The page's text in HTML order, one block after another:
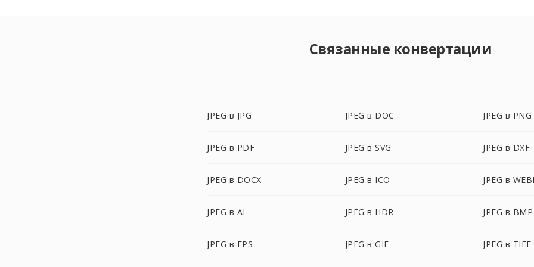
Связанные конвертации
JPEG в JPG JPEG в DOC JPEG в PNG
JPEG в PDF JPEG в SVG JPEG в DXF
JPEG в DOCX JPEG в ICO JPEG в
JPEG в AI JPEG в HDR JPEG в BMP
JPEG в EPS JPEG в GIF JPEG в TIFF